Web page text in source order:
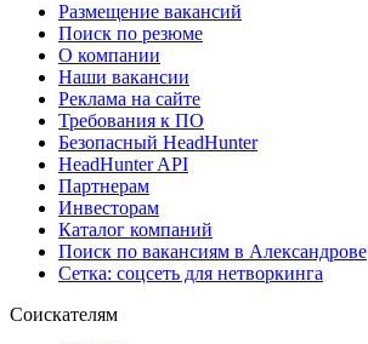
Размещение вакансий
Поиск по резюме
О компании
Наши вакансии
Реклама на сайте
Требования к ПО
Безопасный HeadHunter
HeadHunter API
Партнерам
Инвесторам
Каталог компаний
Поиск по вакансиям в Александрове
Сетка: соцсеть для нетворкинга
Соискателям